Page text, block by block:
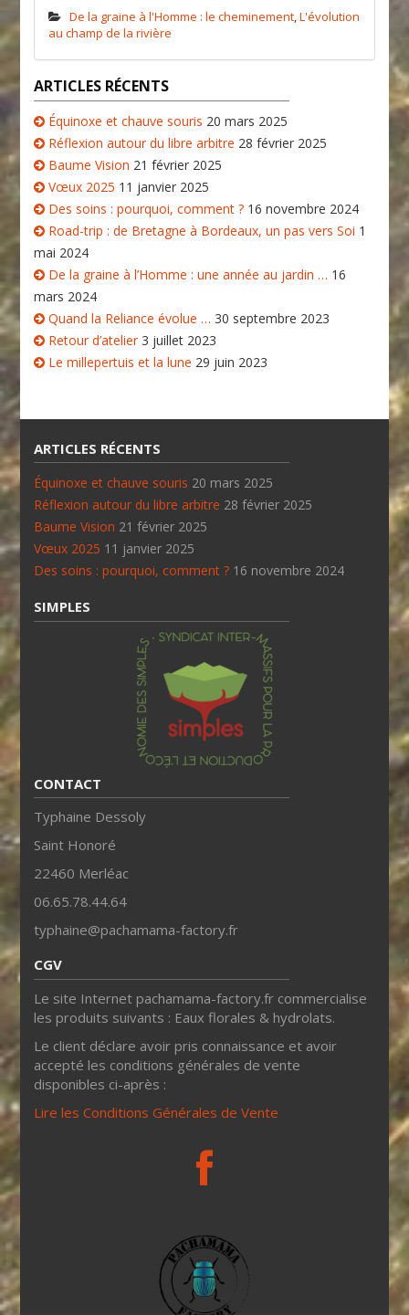
De la graine à l'Homme : le cheminement ,L'évolution
au champ de la rivière
ARTICLES RÉCENTS
Équinoxe et chauve souris 20 mars 2025
Réflexion autour du libre arbitre 28 février 2025
Baume Vision 21 février 2025
Vœux 2025 11 janvier 2025
Des soins : pourquoi, comment ? 16 novembre 2024
Road-trip : de Bretagne à Bordeaux, un pas vers Soi 1
mai 2024
De la graine à l’Homme : une année au jardin … 16
mars 2024
Quand la Reliance évolue … 30 septembre 2023
Retour d’atelier 3 juillet 2023
Le millepertuis et la lune 29 juin 2023
ARTICLES RÉCENTS
Équinoxe et chauve souris 20 mars 2025
Réflexion autour du libre arbitre 28 février 2025
Baume Vision 21 février 2025
Vœux 2025 11 janvier 2025
Des soins : pourquoi, comment ? 16 novembre 2024
SIMPLES
CONTACT
Typhaine Dessoly
Saint Honoré
22460 Merléac
06.65.78.44.64
typhaine@pachamama-factory.fr
CGV
Le site Internet pachamama-factory.fr commercialise
les produits suivants : Eaux florales & hydrolats.
Le client déclare avoir pris connaissance et avoir
accepté les conditions générales de vente
disponibles ci-après :
Lire les Conditions Générales de Vente